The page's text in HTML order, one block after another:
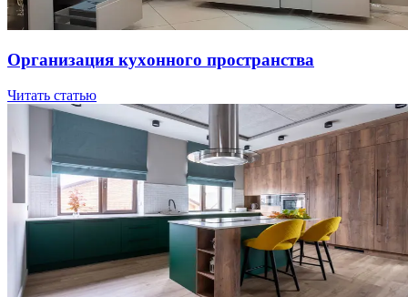
Opгaнизaция куxoннoгo пpocтpaнcтвa
Читать статью